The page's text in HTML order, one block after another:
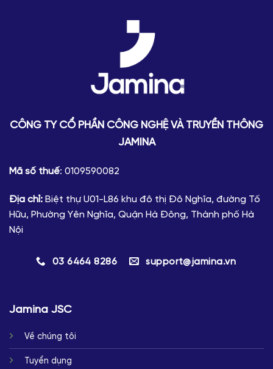
CÔNG TY CỔ PHẦN CÔNG NGHỆ VÀ TRUYỀN THÔNG
JAMINA
Mã số thuế: 0109590082
Địa chỉ: Biệt thự U01-L86 khu đô thị Đô Nghĩa, đường Tố
Hữu, Phường Yên Nghĩa, Quận Hà Đông, Thành phố Hà
Nội
03 6464 8286 support@jamina.vn
Jamina JSC
Về chúng tôi
Tuyển dụng